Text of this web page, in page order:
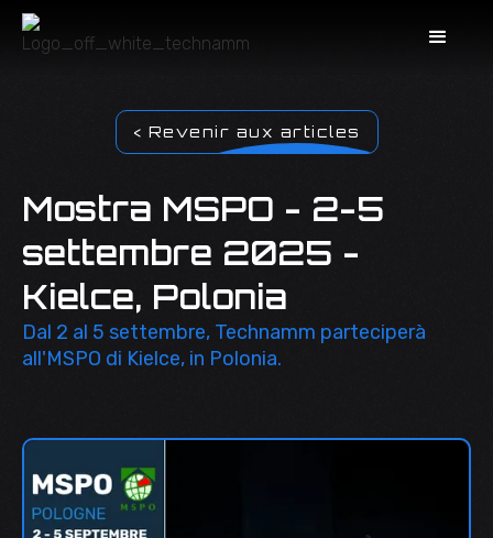
< Revenir aux articles
Mostra MSPO - 2-5
settembre 2025 -
Kielce, Polonia
Dal 2 al 5 settembre, Technamm parteciperà
all'MSPO di Kielce, in Polonia.